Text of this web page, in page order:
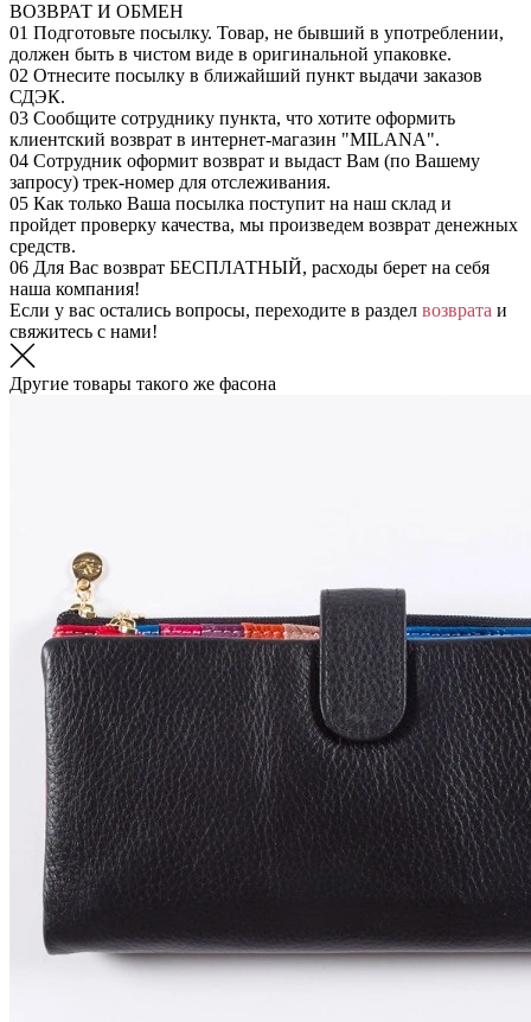
ВОЗВРАТ И ОБМЕН
01 Подготовьте посылку. Товар, не бывший в употреблении,
должен быть в чистом виде в оригинальной упаковке.
02 Отнесите посылку в ближайший пункт выдачи заказов
СДЭК.
03 Сообщите сотруднику пункта, что хотите оформить
клиентский возврат в интернет-магазин "MILANA".
04 Сотрудник оформит возврат и выдаст Вам (по Вашему
запросу) трек-номер для отслеживания.
05 Как только Ваша посылка поступит на наш склад и
пройдет проверку качества, мы произведем возврат денежных
средств.
06 Для Вас возврат БЕСПЛАТНЫЙ, расходы берет на себя
наша компания!
Если у вас остались вопросы, переходите в раздел возврата и
свяжитесь с нами!
Другие товары такого же фасона